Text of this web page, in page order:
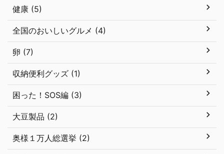
健康 (5)
全国のおいしいグルメ (4)
卵 (7)
収納便利グッズ (1)
困った！SOS編 (3)
大豆製品 (2)
奥様１万人総選挙 (2)